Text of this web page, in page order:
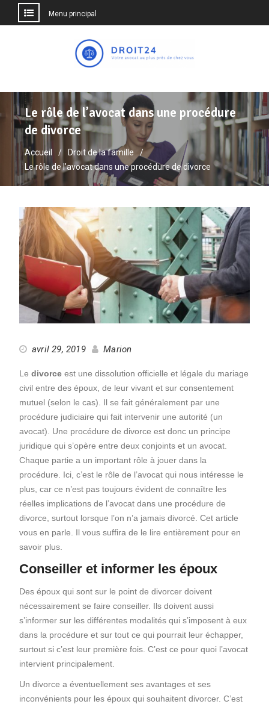
Menu principal
Le rôle de l’avocat dans une procédure
de divorce
Accueil
Droit de la famille
Le rôle de l’avocat dans une procédure de divorce
avril 29, 2019 Marion
Le divorceest une dissolution officielle et légale du mariage
civil entre des époux, de leur vivant et sur consentement
mutuel (selon le cas). Il se fait généralement par une
procédure judiciaire qui fait intervenir une autorité (un
avocat). Une procédure de divorce est donc un principe
juridique qui s’opère entre deux conjoints et un avocat.
Chaque partie a un important rôle à jouer dans la
procédure. Ici, c’est le rôle de l’avocat qui nous intéresse le
plus, car ce n’est pas toujours évident de connaître les
réelles implications de l’avocat dans une procédure de
divorce, surtout lorsque l’on n’a jamais divorcé. Cet article
vous en parle. Il vous suffira de le lire entièrement pour en
savoir plus.
Conseiller et informer les époux
Des époux qui sont sur le point de divorcer doivent
nécessairement se faire conseiller. Ils doivent aussi
s’informer sur les différentes modalités qui s’imposent à eux
dans la procédure et sur tout ce qui pourrait leur échapper,
surtout si c’est leur première fois. C’est ce pour quoi l’avocat
intervient principalement.
Un divorce a éventuellement ses avantages et ses
inconvénients pour les époux qui souhaitent divorcer. C’est